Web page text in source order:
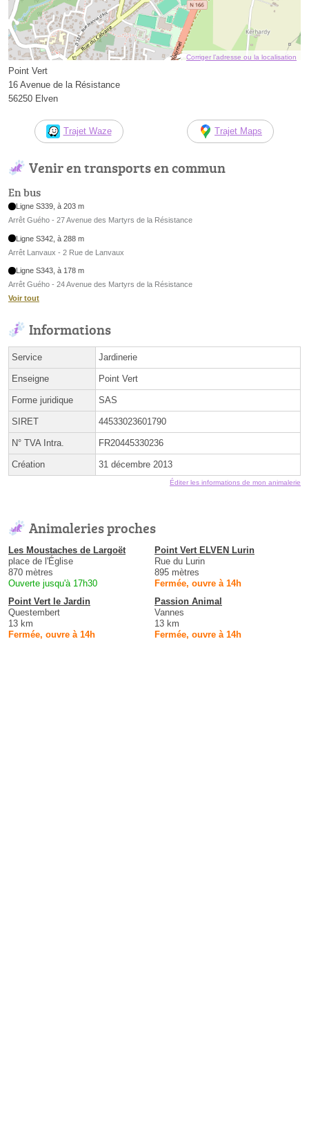
Corriger l’adresse ou la localisation
Point Vert
16 Avenue de la Résistance
56250 Elven
Trajet Waze Trajet Maps
Venir en transports en commun
En bus
Ligne S339, à 203 m
Arrêt Guého - 27 Avenue des Martyrs de la Résistance
Ligne S342, à 288 m
Arrêt Lanvaux - 2 Rue de Lanvaux
Ligne S343, à 178 m
Arrêt Guého - 24 Avenue des Martyrs de la Résistance
Voir tout
Informations
Service Jardinerie
Enseigne Point Vert
Forme juridique SAS
SIRET 44533023601790
N° TVA Intra. FR20445330236
Création 31 décembre 2013
Éditer les informations de mon animalerie
Animaleries proches
Les Moustaches de Largoët
place de l'Église
870 mètres
Ouverte jusqu'à 17h30
Point Vert ELVEN Lurin
Rue du Lurin
895 mètres
Fermée, ouvre à 14h
Point Vert le Jardin
Questembert
13 km
Fermée, ouvre à 14h
Passion Animal
Vannes
13 km
Fermée, ouvre à 14h